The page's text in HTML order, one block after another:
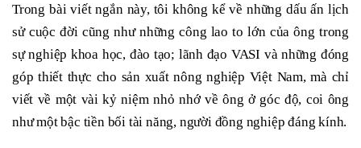
Trong bài viết ngắn này, tôi không kể về những dấu ấn lịch
sử cuộc đời cũng như những công lao to lớn của ông trong
sự nghiệp khoa học, đào tạo; lãnh đạo VASI và những đóng
góp thiết thực cho sản xuất nông nghiệp Việt Nam, mà chỉ
viết về một vài kỷ niệm nhỏ nhớ về ông ở góc độ, coi ông
như một bậc tiền bối tài năng, người đồng nghiệp đáng kính.